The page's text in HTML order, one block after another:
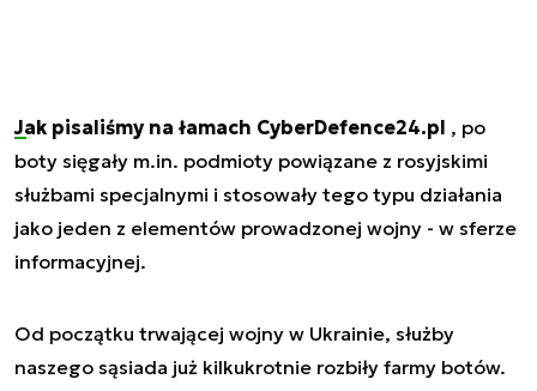
Jak pisaliśmy na łamach CyberDefence24.pl , po
boty sięgały m.in. podmioty powiązane z rosyjskimi
służbami specjalnymi i stosowały tego typu działania
jako jeden z elementów prowadzonej wojny - w sferze
informacyjnej.
Od początku trwającej wojny w Ukrainie, służby
naszego sąsiada już kilkukrotnie rozbiły farmy botów.